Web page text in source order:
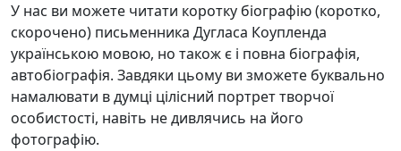
У нас ви можете читати коротку біографію (коротко,
скорочено) письменника Дугласа Коупленда
українською мовою, но також є і повна біографія,
автобіографія. Завдяки цьому ви зможете буквально
намалювати в думці цілісний портрет творчої
особистості, навіть не дивлячись на його
фотографію.